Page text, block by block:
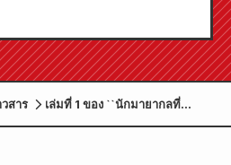
นไปด้วยฟีเจอร์มากมายที่จะ
เต็มที่ รวมถึงฟีเจอร์ "เลือก
ตทุกวัน"!
สาร
เล่มที่ 1 ของ ``นักมายากลที่
แข็งแกร่งที่สุดที่ไม่มีสามัญสำนึก''